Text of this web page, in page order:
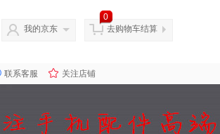
我的京东
0
去购物车结算
联系客服 关注店铺